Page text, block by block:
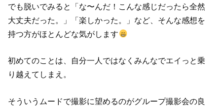
でも脱いでみると「な〜んだ！こんな感じだったら全然
大丈夫だった。」「楽しかった。」など、そんな感想を
持つ方がほとんどな気がします
初めてのことは、自分一人ではなくみんなでエイっと乗
り越えてしまえ。
そういうムードで撮影に望めるのがグループ撮影会の良